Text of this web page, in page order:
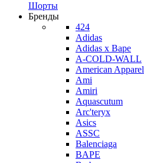
Шорты
Бренды
424
Adidas
Adidas x Bape
A-COLD-WALL
American Apparel
Ami
Amiri
Aquascutum
Arc'teryx
Asics
ASSC
Balenciaga
BAPE